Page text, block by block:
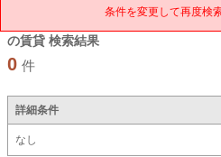
条件を変更して再度検
の賃貸 検索結果
0 件
詳細条件
なし